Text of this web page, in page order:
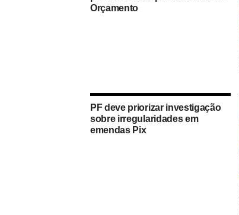
Orçamento
PF deve priorizar investigação
sobre irregularidades em
emendas Pix